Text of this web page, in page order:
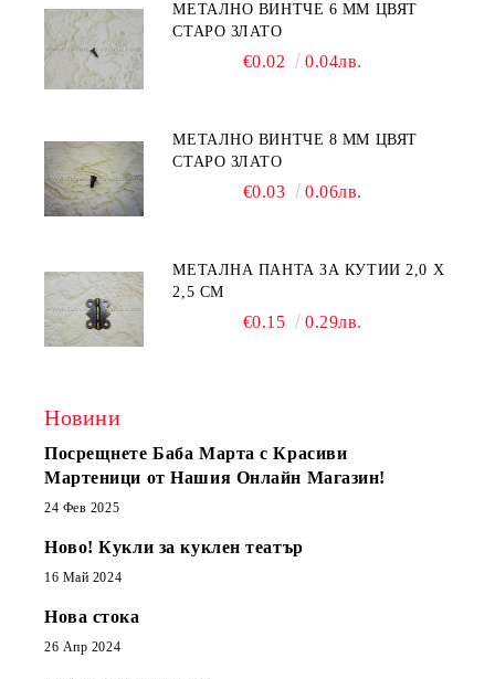
МЕТАЛНО ВИНТЧЕ 6 ММ ЦВЯТ
СТАРО ЗЛАТО
€0.02 0.04лв.
МЕТАЛНО ВИНТЧЕ 8 ММ ЦВЯТ
СТАРО ЗЛАТО
€0.03 0.06лв.
МЕТАЛНА ПАНТА ЗА КУТИИ 2,0 Х
2,5 СМ
€0.15 0.29лв.
Новини
Посрещнете Баба Марта с Красиви
Мартеници от Нашия Онлайн Магазин!
24 Фев 2025
Ново! Кукли за куклен театър
16 Май 2024
Нова стока
26 Апр 2024